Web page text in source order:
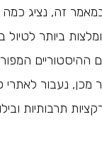
זה, נציג כמה
ביותר לטיול
ההיסטוריים
מכן, נעבור לאתרי
תרבותיות ובילוי